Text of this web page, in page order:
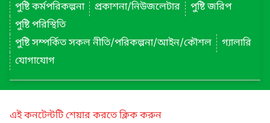
পুষ্টি কর্মপরিকল্পনা
প্রকাশনা/নিউজলেটার
পুষ্টি জরিপ
পুষ্টি পরিস্থিতি
পুষ্টি সম্পর্কিত সকল নীতি/পরিকল্পনা/আইন/কৌশল
গ্যালারি
যোগাযোগ
এই কনটেন্টটি শেয়ার করতে ক্লিক করুন